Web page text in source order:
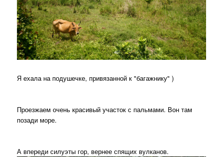
Я ехала на подушечке, привязанной к "багажнику" )
Проезжаем очень красивый участок с пальмами. Вон там
позади море.
А впереди силуэты гор, вернее спящих вулканов.